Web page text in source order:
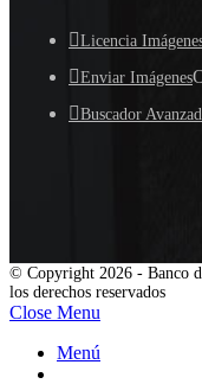
Licencia
Enviar Imágenes
Buscador
© Copyright 2026 - Banco
los derechos reservados
Close Menu
Menú